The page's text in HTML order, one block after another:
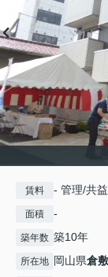
賃料 - 管理/共
面積 -
築年数 築10年
所在地 岡山県倉